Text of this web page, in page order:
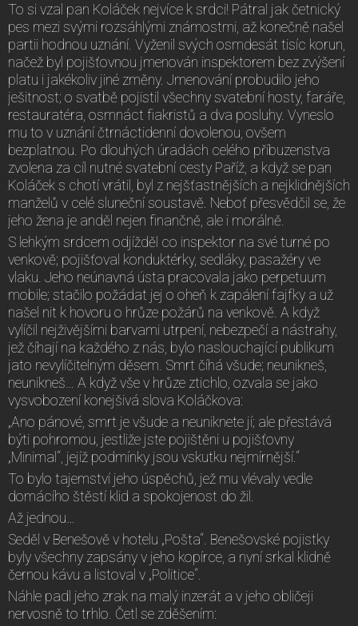
To si vzal pan Koláček nejvíce k srdci! Pátral jak četnický
pes mezi svými rozsáhlými známostmi, až konečně našel
partii hodnou uznání. Vyženil svých osmdesát tisíc korun,
načež byl pojišťovnou jmenován inspektorem bez zvýšení
platu i jakékoliv jiné změny. Jmenování probudilo jeho
ješitnost; o svatbě pojistil všechny svatební hosty, faráře,
restauratéra, osmnáct fiakristů a dva posluhy. Vyneslo
mu to v uznání čtrnáctidenní dovolenou, ovšem
bezplatnou. Po dlouhých úradách celého příbuzenstva
zvolena za cíl nutné svatební cesty Paříž, a když se pan
Koláček s chotí vrátil, byl z nejšťastnějších a nejklidnějších
manželů v celé sluneční soustavě. Neboť přesvědčil se, že
jeho žena je anděl nejen finančně, ale i morálně.
S lehkým srdcem odjížděl co inspektor na své turné po
venkově; pojišťoval konduktérky, sedláky, pasažéry ve
vlaku. Jeho neúnavná ústa pracovala jako perpetuum
mobile; stačilo požádat jej o oheň k zapálení fajfky a už
našel nit k hovoru o hrůze požárů na venkově. A když
vylíčil nejživějšími barvami utrpení, nebezpečí a nástrahy,
jež číhají na každého z nás, bylo naslouchající publikum
jato nevylíčitelným děsem. Smrt číhá všude; neunikneš,
neunikneš… A když vše v hrůze ztichlo, ozvala se jako
vysvobození konejšivá slova Koláčkova:
„Ano pánové, smrt je všude a neuniknete jí; ale přestává
býti pohromou, jestliže jste pojištěni u pojišťovny
„Minimal“, jejíž podmínky jsou vskutku nejmírnější.“
To bylo tajemství jeho úspěchů, jež mu vlévaly vedle
domácího štěstí klid a spokojenost do žil.
Až jednou…
Seděl v Benešově v hotelu „Pošta“. Benešovské pojistky
byly všechny zapsány v jeho kopírce, a nyní srkal klidně
černou kávu a listoval v „Politice“.
Náhle padl jeho zrak na malý inzerát a v jeho obličeji
nervosně to trhlo. Četl se zděšením: